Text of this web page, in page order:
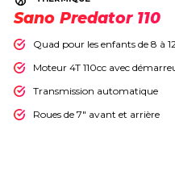
Sano Predator 110
Quad pour les enfants de 8 à
Moteur 4T 110cc avec
Transmission automatique
Roues de 7" avant et arrière